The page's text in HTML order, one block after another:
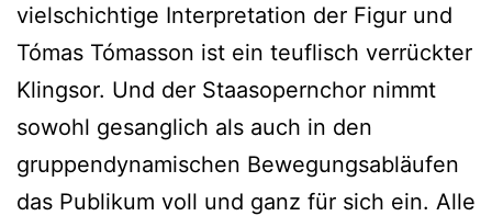
vielschichtige Interpretation der Figur und
Tómas Tómasson ist ein teuflisch verrückter
Klingsor. Und der Staasopernchor nimmt
sowohl gesanglich als auch in den
gruppendynamischen Bewegungsabläufen
das Publikum voll und ganz für sich ein. Alle